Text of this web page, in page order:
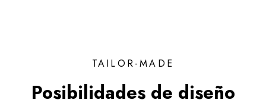
TAILOR-MADE
Posibilidades de diseño